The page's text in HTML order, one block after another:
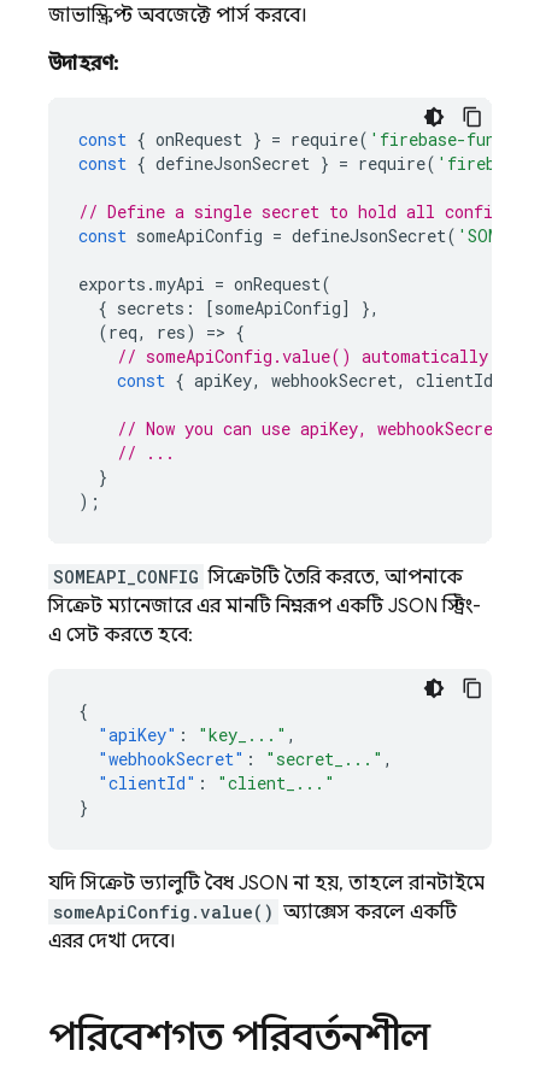
জাভাস্ক্রিপ্ট অবজেক্টে পার্স করবে।
উদাহরণ:
const { onRequest } = require( 'firebase-
const { defineJsonSecret } = require( 'firebase-
// Define a single secret to hold all
const someApiConfig = defineJsonSecret(
exports .myApi = onRequest(
{ secrets : [someApiConfig]
},
(req, res) => {
// someApiConfig.value() automatically
const { apiKey, webhookSecret, clientId
// Now you can use apiKey, webhookSecret,
// ...
}
);
SOMEAPI_CONFIG সিক্রেটটি তৈরি করতে, আপনাকে
সিক্রেট ম্যানেজারে এর মানটি নিম্নরূপ একটি JSON স্ট্রিং-
এ সেট করতে হবে:
{
"apiKey" : "key_..." ,
"webhookSecret" : "secret_..." ,
"clientId" :
"client_..."
}
যদি সিক্রেট ভ্যালুটি বৈধ JSON না হয়, তাহলে রানটাইমে
someApiConfig.value() অ্যাক্সেস করলে একটি
এরর দেখা দেবে।
পরিবেশগত পরিবর্তনশীল